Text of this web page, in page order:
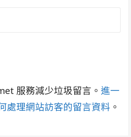
服務減少垃圾留言。 進一
處理網站訪客的留言資料 。